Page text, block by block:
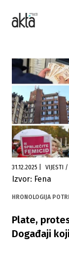
31.12.2025
Izvor: Fena
HRONOLOGIJA
Plate,
Događaji